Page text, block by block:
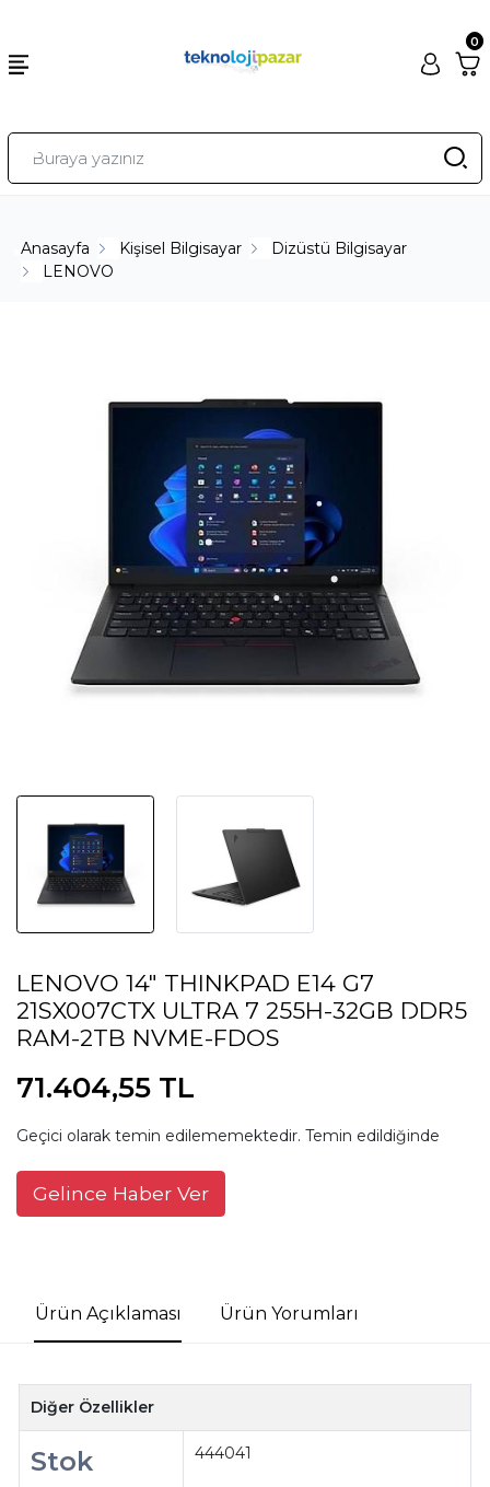
0
Anasayfa Kişisel Bilgisayar
Dizüstü Bilgisayar
LENOVO
LENOVO 14" THINKPAD E14 G7
21SX007CTX ULTRA 7 255H-32GB DDR5
RAM-2TB NVME-FDOS
71.404,55 TL
Geçici olarak temin edilememektedir. Temin edildiğinde
Gelince Haber Ver
Ürün Açıklaması Ürün Yorumları
Diğer Özellikler
Stok
444041